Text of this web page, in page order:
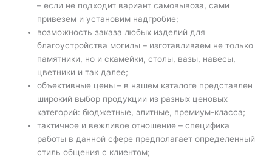
– если не подходит вариант самовывоза, сами
привезем и установим надгробие;
возможность заказа любых изделий для
благоустройства могилы – изготавливаем не только
памятники, но и скамейки, столы, вазы, навесы,
цветники и так далее;
объективные цены – в нашем каталоге представлен
широкий выбор продукции из разных ценовых
категорий: бюджетные, элитные, премиум-класса;
тактичное и вежливое отношение – специфика
работы в данной сфере предполагает определенный
стиль общения с клиентом;